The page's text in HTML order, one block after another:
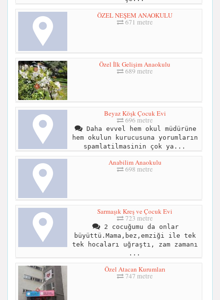
ÖZEL NEŞEM ANAOKULU
671 metre
Özel İlk Gelişim Anaokulu
689 metre
Beyaz Köşk Çocuk Evi
696 metre
Daha evvel hem okul müdürüne
hem okulun kurucusuna yorumların
spamlatilmasinin çok ya...
Anabilim Anaokulu
698 metre
Sarmaşık Kreş ve Çocuk Evi
723 metre
2 cocuğumu da onlar
büyüttü.Mama,bez,emziği ile tek
tek hocaları uğraştı, zam zamanı
...
Özel Atacan Kurumları
747 metre